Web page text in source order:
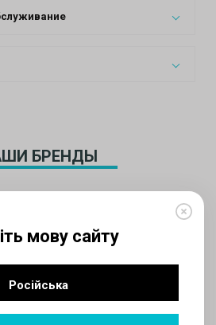
мову сайту
Російська
БРЕНДЫ
в социальных сетях